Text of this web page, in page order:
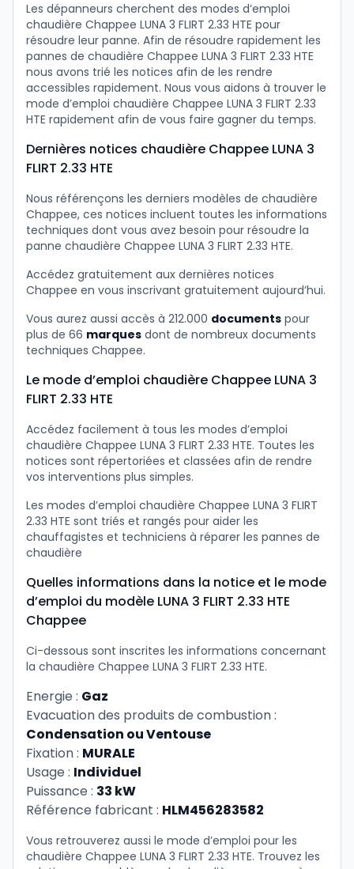
Les dépanneurs cherchent des modes d’emploi
chaudière Chappee LUNA 3 FLIRT 2.33 HTE pour
résoudre leur panne. Afin de résoudre rapidement les
pannes de chaudière Chappee LUNA 3 FLIRT 2.33 HTE
nous avons trié les notices afin de les rendre
accessibles rapidement. Nous vous aidons à trouver le
mode d’emploi chaudière Chappee LUNA 3 FLIRT 2.33
HTE rapidement afin de vous faire gagner du temps.
Dernières notices chaudière Chappee LUNA 3
FLIRT 2.33 HTE
Nous référençons les derniers modèles de chaudière
Chappee, ces notices incluent toutes les informations
techniques dont vous avez besoin pour résoudre la
panne chaudière Chappee LUNA 3 FLIRT 2.33 HTE.
Accédez gratuitement aux dernières notices
Chappee en vous inscrivant gratuitement aujourd’hui.
Vous aurez aussi accès à 212.000 documents pour
plus de 66 marques dont de nombreux documents
techniques Chappee.
Le mode d’emploi chaudière Chappee LUNA 3
FLIRT 2.33 HTE
Accédez facilement à tous les modes d’emploi
chaudière Chappee LUNA 3 FLIRT 2.33 HTE. Toutes les
notices sont répertoriées et classées afin de rendre
vos interventions plus simples.
Les modes d’emploi chaudière Chappee LUNA 3 FLIRT
2.33 HTE sont triés et rangés pour aider les
chauffagistes et techniciens à réparer les pannes de
chaudière
Quelles informations dans la notice et le mode
d’emploi du modèle LUNA 3 FLIRT 2.33 HTE
Chappee
Ci-dessous sont inscrites les informations concernant
la chaudière Chappee LUNA 3 FLIRT 2.33 HTE.
Energie : Gaz
Evacuation des produits de combustion :
Condensation ou Ventouse
Fixation : MURALE
Usage : Individuel
Puissance : 33 kW
Référence fabricant : HLM456283582
Vous retrouverez aussi le mode d’emploi pour les
chaudière Chappee LUNA 3 FLIRT 2.33 HTE. Trouvez les